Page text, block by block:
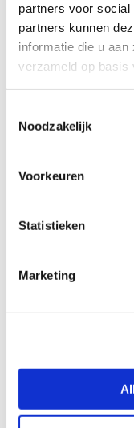
partners voor
partners kunnen
informatie die u
verzameld op basis
Noodzakelijk
Voorkeuren
Statistieken
Marketing
Meer
We